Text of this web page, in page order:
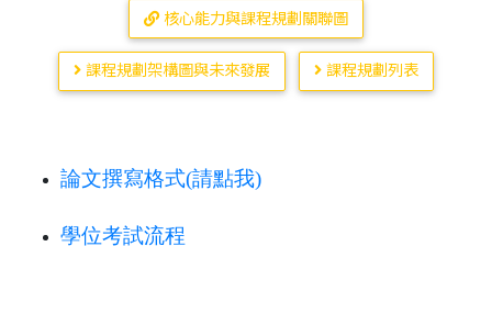
核心能力與課程規劃關聯圖
課程規劃架構圖與未來發展 課程規劃列表
論文撰寫格式(請點我)
學位考試流程